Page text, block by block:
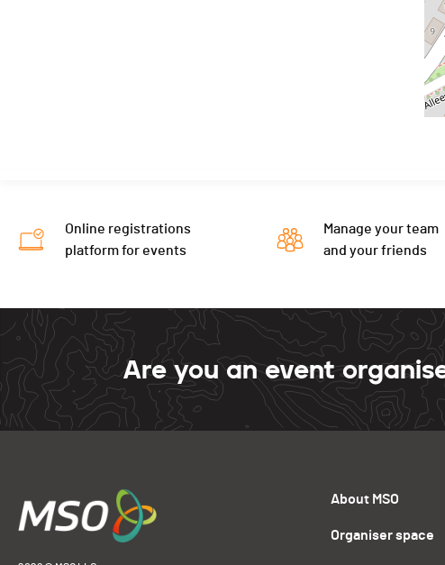
Online registrations
platform for events
Manage your team
and your friends
Are you an event
About MSO
Organiser space